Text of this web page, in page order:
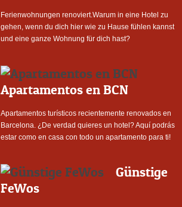
Ferienwohnungen renoviert.Warum in eine Hotel zu
gehen, wenn du dich hier wie zu Hause fühlen kannst
und eine ganze Wohnung für dich hast?
Apartamentos en BCN
Apartamentos turísticos recientemente renovados en
Barcelona. ¿De verdad quieres un hotel? Aquí podrás
estar como en casa con todo un apartamento para ti!
Günstige
FeWos